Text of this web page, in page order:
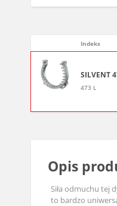
Indeks
SILVENT
473 L
Opis
Siła odmuchu tej
to bardzo